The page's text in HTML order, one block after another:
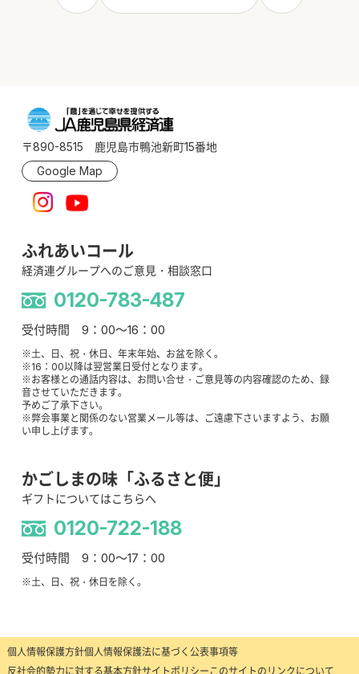
〒890-8515 鹿児島市鴨池新町15番地
Google Map
ふれあいコール
経済連グループへのご意見・相談窓口
0120-783-487
受付時間 9：00～16：00
※土、日、祝・休日、年末年始、お盆を除く。
※16：00以降は翌営業日受付となります。
※お客様との通話内容は、お問い合せ・ご意見等の内容確認のため、録
音させていただきます。
予めご了承下さい。
※弊会事業と関係のない営業メール等は、ご遠慮下さいますよう、お願
い申し上げます。
かごしまの味「ふるさと便」
ギフトについてはこちらへ
0120-722-188
受付時間 9：00～17：00
※土、日、祝・休日を除く。
個人情報保護方針個人情報保護法に基づく公表事項等
反社会的勢力に対する基本方針サイトポリシー このサイトのリンクについて